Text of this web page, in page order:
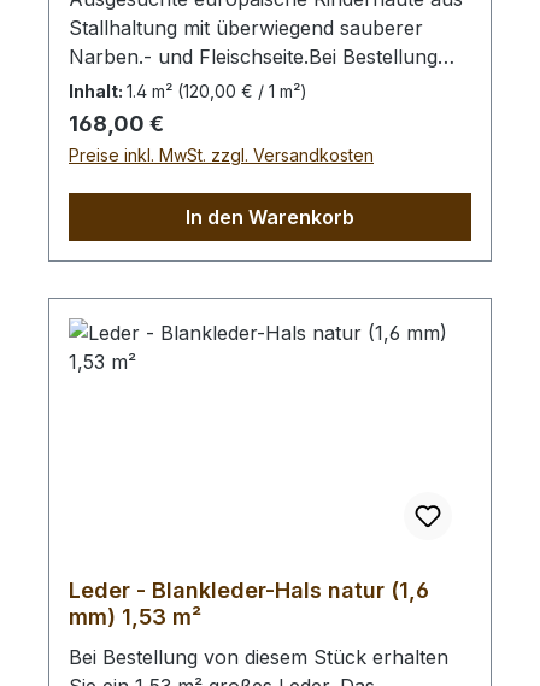
Stallhaltung mit überwiegend sauberer
Narben.- und Fleischseite.Bei Bestellung
von diesem Stück erhalten Sie ein
1,40 m² großes Leder. Das Kernstück ist
120 cm x 55 cm groß (siehe Foto 5).
Inhalt: 1.4 m² (120,00 € / 1 m²)
Regulärer Preis:
168,00 €
Preise inkl. MwSt. zzgl. Versandkosten
In den Warenkorb
Leder - Blankleder-Hals natur (1,6
mm) 1,53 m²
Bei Bestellung von diesem Stück erhalten